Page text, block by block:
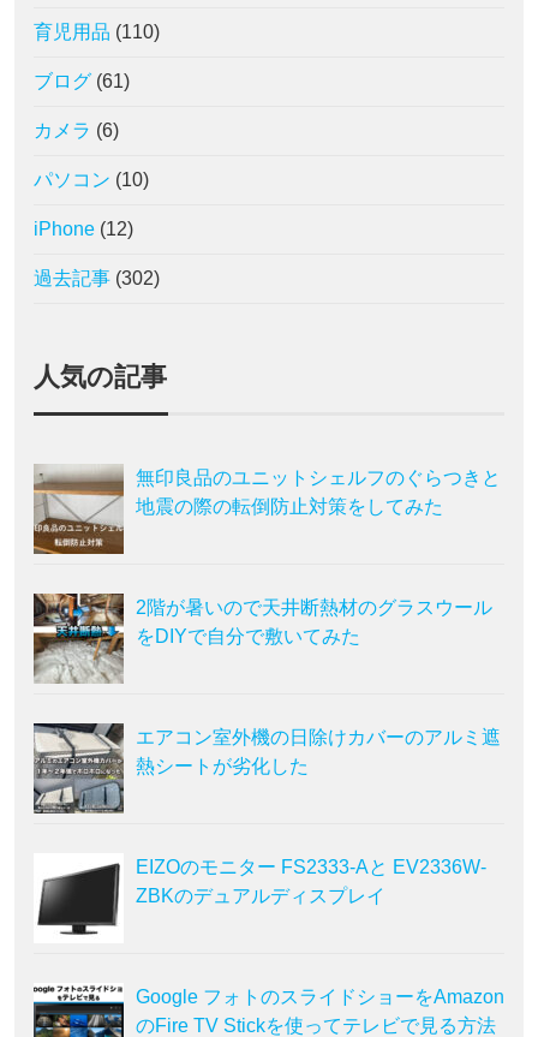
育児用品 (110)
ブログ (61)
カメラ (6)
パソコン (10)
iPhone (12)
過去記事 (302)
人気の記事
無印良品のユニットシェルフのぐらつきと
地震の際の転倒防止対策をしてみた
2階が暑いので天井断熱材のグラスウール
をDIYで自分で敷いてみた
エアコン室外機の日除けカバーのアルミ遮
熱シートが劣化した
EIZOのモニター FS2333-Aと EV2336W-
ZBKのデュアルディスプレイ
Google フォトのスライドショーをAmazon
のFire TV Stickを使ってテレビで見る方法